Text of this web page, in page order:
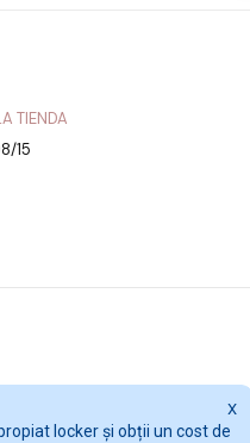
TIENDA
15
locker și obții un cost de
X